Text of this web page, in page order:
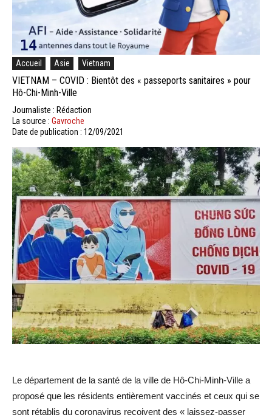
Accueil Asie Vietnam
VIETNAM – COVID : Bientôt des « passeports sanitaires » pour
Hô-Chi-Minh-Ville
Journaliste : Rédaction
La source : Gavroche
Date de publication : 12/09/2021
Le département de la santé de la ville de Hô-Chi-Minh-Ville a
proposé que les résidents entièrement vaccinés et ceux qui se
sont rétablis du coronavirus reçoivent des « laissez-passer